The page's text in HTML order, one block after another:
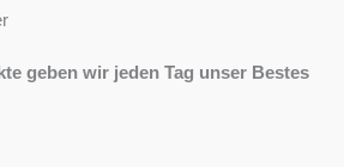
geben wir jeden Tag unser Bestes